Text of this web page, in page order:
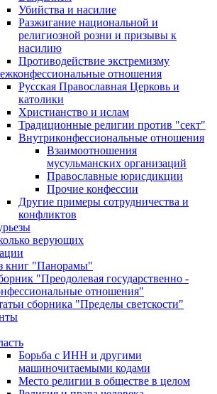
Убийства и насилие
Разжигание национальной и
религиозной розни и призывы к
насилию
Противодействие экстремизму
отношения
Русская Православная Церковь и
католики
Христианство и ислам
Традиционные религии против "сект"
Внутриконфессиональные отношения
Взаимоотношения
мусульманских организаций
Православные юрисдикции
Прочие конфессии
Другие примеры сотрудничества и
конфликтов
верующих
книг "Панорамы"
"Преодолевая государственно -
отношения"
сборника "Пределы светскости"
Борьба с ИНН и другими
машиночитаемыми кодами
Место религии в обществе в целом